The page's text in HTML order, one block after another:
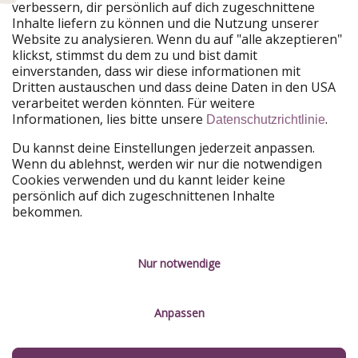
Unsere Märkte
PiratinViaggio
HolidayPirates
VakantiePiraten
WakacyjniPiraci
VoyagesPirates
Ferienpiraten
Urlaubspiraten
ViajerosPiratas
TravelPirates
HolidayPirates Group
Lerne uns kennen
Über uns
Nachhaltigkeit
Rechtliches
Kontakt
Service-Kontrolle
verbessern, dir persönlich auf dich zugeschnittene
Inhalte liefern zu können und die Nutzung unserer
Website zu analysieren. Wenn du auf "alle akzeptieren"
klickst, stimmst du dem zu und bist damit
einverstanden, dass wir diese informationen mit
Dritten austauschen und dass deine Daten in den USA
verarbeitet werden könnten. Für weitere
Informationen, lies bitte unsere Datenschutzrichtlinie.
Du kannst deine Einstellungen jederzeit anpassen.
Wenn du ablehnst, werden wir nur die notwendigen
Cookies verwenden und du kannt leider keine
persönlich auf dich zugeschnittenen Inhalte
bekommen.
Nur notwendige
Anpassen